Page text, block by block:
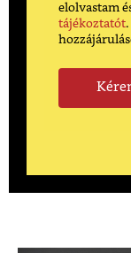
elolvastam
tájékoztatót